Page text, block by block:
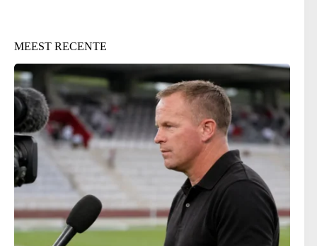
MEEST RECENTE